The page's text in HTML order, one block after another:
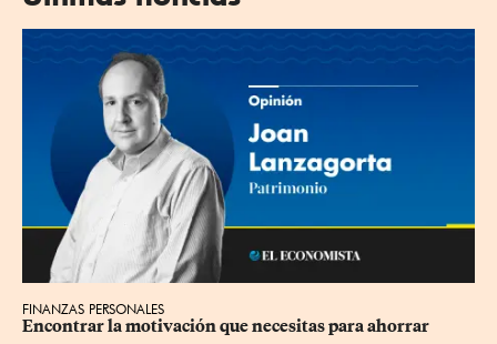
FINANZAS PERSONALES
Encontrar la motivación que necesitas para ahorrar